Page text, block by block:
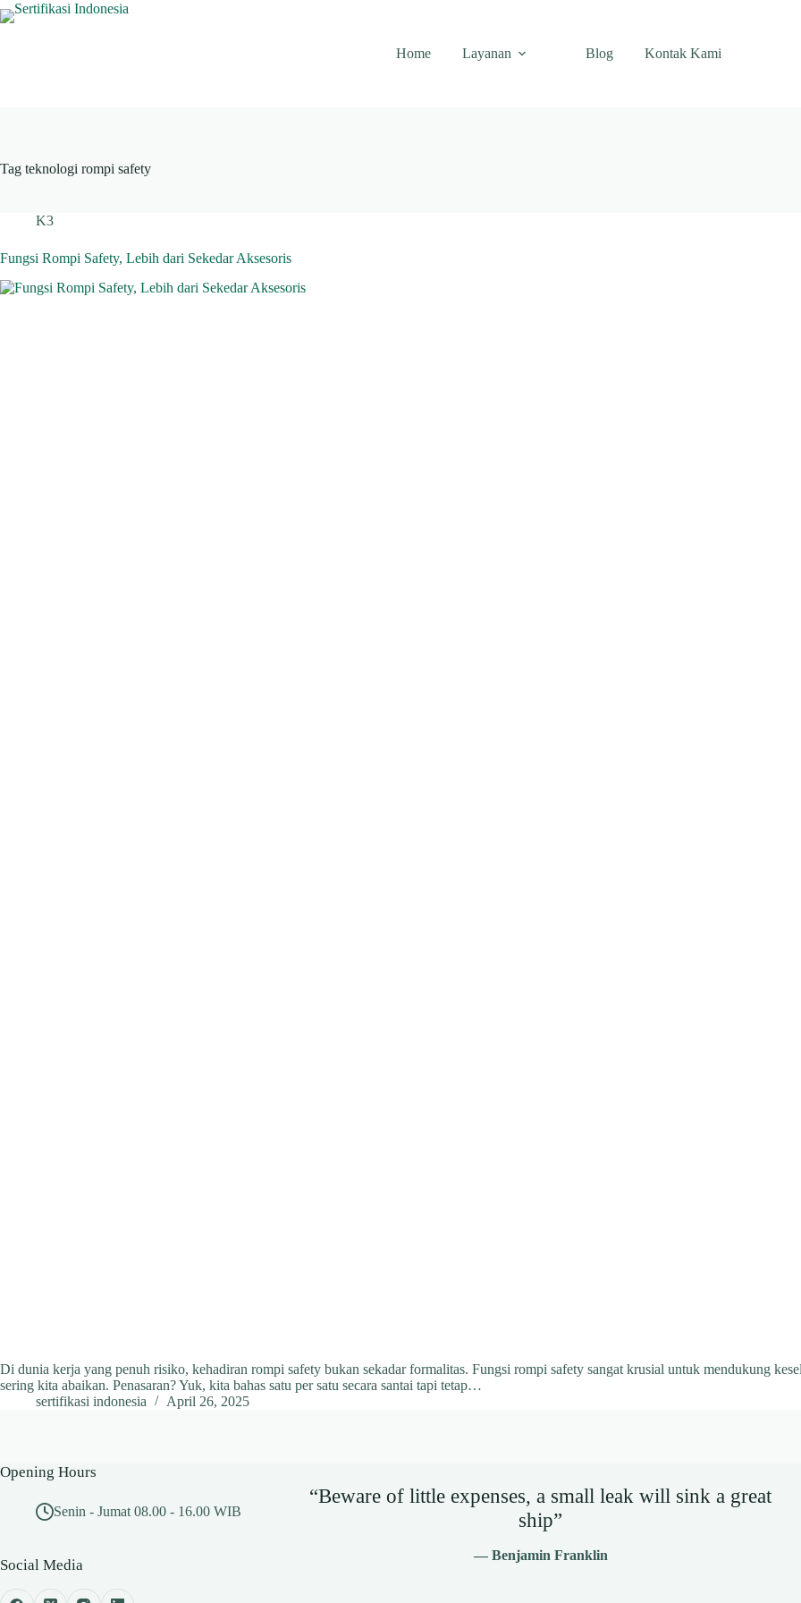
Skip
to
Home
Layanan Blog Kontak Kami
Tag teknologi rompi safety
K3
Fungsi Rompi Safety, Lebih dari Sekedar Aksesoris
Di dunia kerja yang penuh risiko, kehadiran rompi safety bukan sekadar formalitas. Fungsi rompi safety sangat krusial untuk mendukung
sering kita abaikan. Penasaran? Yuk, kita bahas satu per satu secara santai tapi tetap…
sertifikasi indonesia
April 26, 2025
Opening Hours
Senin - Jumat 08.00 - 16.00 WIB
Social Media
“Beware of little expenses, a small leak will sink a great
ship”
— Benjamin Franklin